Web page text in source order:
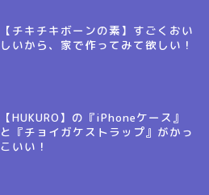
【チキチキボーンの素】すごくおい
しいから、家で作ってみて欲しい！
【HUKURO】の『iPhoneケース』
と『チョイガケストラップ』がかっ
こいい！